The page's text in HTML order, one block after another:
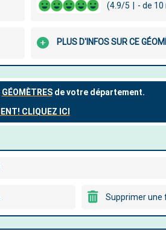
(4.9/5 - de
PLUS D'INFOS SUR CE
Supprimer une